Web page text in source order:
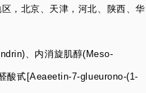
， 北京、天津， 河北、陕西、华
、内消旋肌醇(Meso-
酸甙 [Aeaeetin-7-glueurono-(1-